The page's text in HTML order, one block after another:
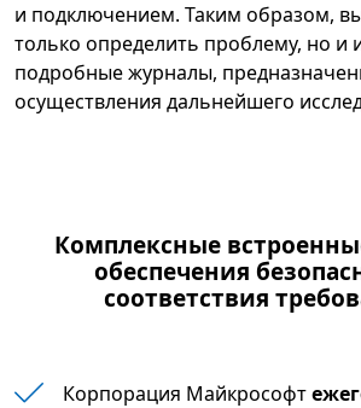
и подключением. Таким образом,
только определить проблему, но и
подробные журналы,
осуществления дальнейшего
Комплексные
обеспечения
соответствия
Корпорация Майкрософт